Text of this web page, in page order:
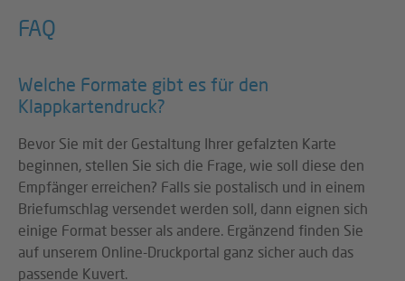
FAQ
Welche Formate gibt es für den
Klappkartendruck?
Bevor Sie mit der Gestaltung Ihrer gefalzten Karte
beginnen, stellen Sie sich die Frage, wie soll diese den
Empfänger erreichen? Falls sie postalisch und in einem
Briefumschlag versendet werden soll, dann eignen sich
einige Format besser als andere. Ergänzend finden Sie
auf unserem Online-Druckportal ganz sicher auch das
passende Kuvert.